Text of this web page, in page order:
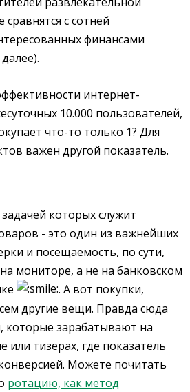
с сотней
финансами
интернет-
10.000 пользователей,
что-то только 1? Для
важен другой показатель.
которых служит
- это один из важнейших
и посещаемость, по сути,
мониторе, а не на банковском
. А вот покупки,
другие вещи. Правда сюда
которые зарабатывают на
или тизерах, где показатель
Можете почитать
ротацию, как метод